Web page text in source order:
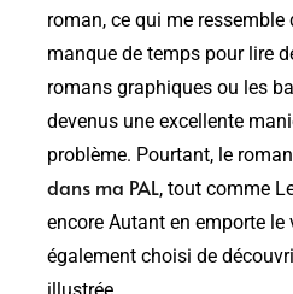
roman, ce qui me ressemble
manque de temps pour lire
romans graphiques ou les
devenus une excellente
problème. Pourtant, le
dans ma PAL, tout comme
encore Autant en emporte le
également choisi de